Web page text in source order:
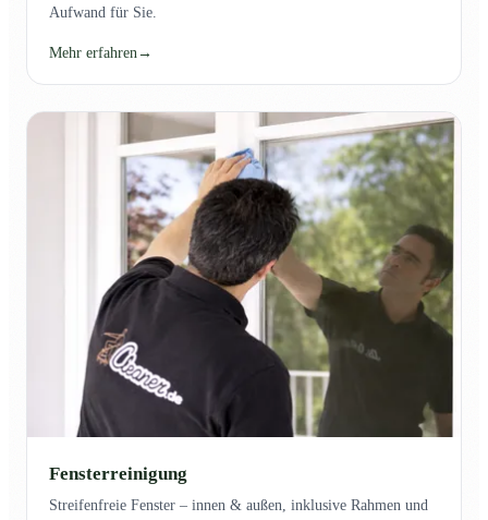
Aufwand für Sie.
Mehr erfahren →
Fensterreinigung
Streifenfreie Fenster – innen & außen, inklusive Rahmen und